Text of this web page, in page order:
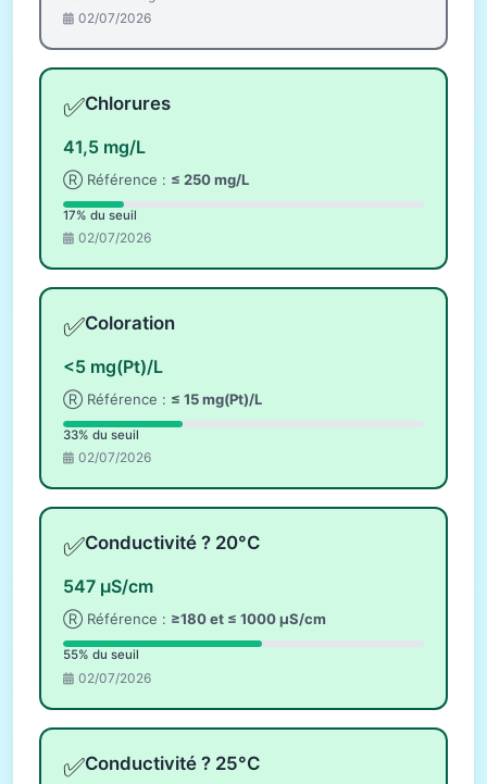
02/07/2026
✅Chlorures
41,5 mg/L
Ⓡ Référence : ≤ 250 mg/L
17% du seuil
02/07/2026
✅Coloration
<5 mg(Pt)/L
Ⓡ Référence : ≤ 15 mg(Pt)/L
33% du seuil
02/07/2026
✅Conductivité ? 20°C
547 µS/cm
Ⓡ Référence : ≥180 et ≤ 1000 µS/cm
55% du seuil
02/07/2026
✅Conductivité ? 25°C